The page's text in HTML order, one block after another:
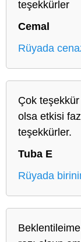
teşekkürler
Cemal
Rüyada
Çok
olsa etkisi
teşekkürler.
Tuba E
Rüyada